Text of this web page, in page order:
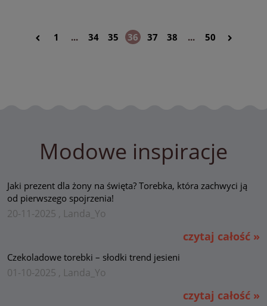
1 ... 34 35 36 37 38 ... 50
Modowe inspiracje
Jaki prezent dla żony na święta? Torebka, która zachwyci ją
od pierwszego spojrzenia!
20-11-2025 , Landa_Yo
czytaj całość »
Czekoladowe torebki – słodki trend jesieni
01-10-2025 , Landa_Yo
czytaj całość »